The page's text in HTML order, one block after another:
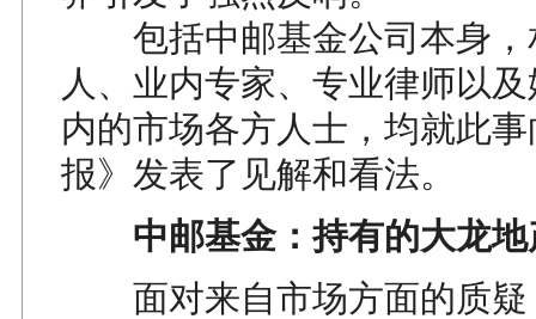
包括中邮基金公司本身，
人、业内专家、专业律师以
内的市场各方人士，均就此
报》发表了见解和看法。
中邮基金：持有的大龙
面对来自市场方面的质疑